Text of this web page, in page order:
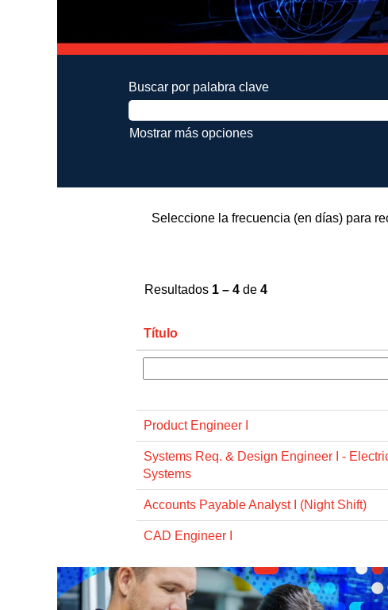
Buscar por palabra clave
Mostrar más opciones
Seleccione la frecuencia (en días) para
Resultados 1 – 4 de 4
Título
Product Engineer I
Systems Req. & Design Engineer I -
Systems
Accounts Payable Analyst I (Night Shift)
CAD Engineer I